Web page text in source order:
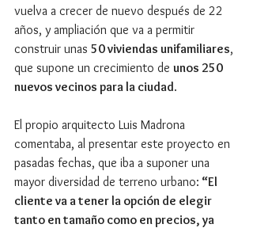
vuelva a crecer de nuevo después de 22
años, y ampliación que va a permitir
construir unas 50 viviendas unifamiliares,
que supone un crecimiento de unos 250
nuevos vecinos para la ciudad.
El propio arquitecto Luis Madrona
comentaba, al presentar este proyecto en
pasadas fechas, que iba a suponer una
mayor diversidad de terreno urbano: “El
cliente va a tener la opción de elegir
tanto en tamaño como en precios, ya